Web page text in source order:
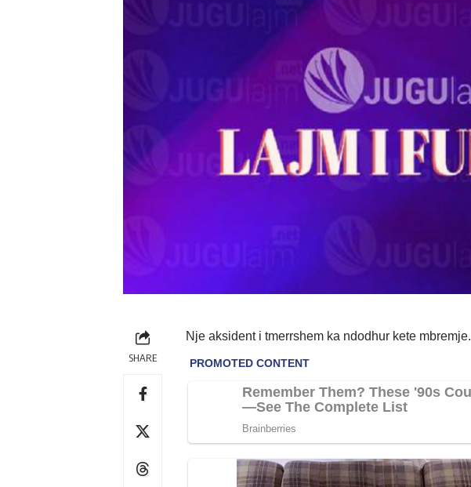
SHARE
Nje aksident i tmerrshem ka ndodhur kete mbremje.